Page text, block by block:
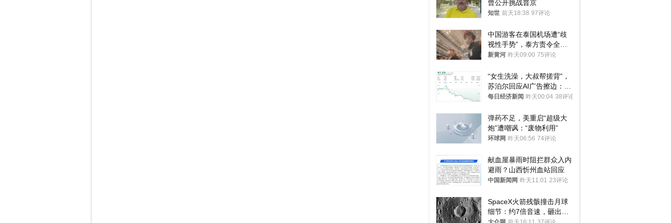
曾公开挑战普京
知世 前天18:38 97评论
中国游客在泰国机场遭“歧
视性手势”，泰方责令全面
调查，对责任人采取最严厉
新黄河 昨天09:00 75评论
“女生洗澡，大叔帮搓背”，
苏泊尔回应AI广告擦边：视
频全下架，已强化内容管理
每日经济新闻 昨天00:04 38评论
弹药不足，美重启“超级大
炮”遭嘲讽：“废物利用”
环球网 昨天06:56 74评论
献血屋暴雨时阻拦群众入内
避雨？山西忻州血站回应
中国新闻网 昨天11:01 23评论
SpaceX火箭残骸撞击月球
细节：约7倍音速，砸出直